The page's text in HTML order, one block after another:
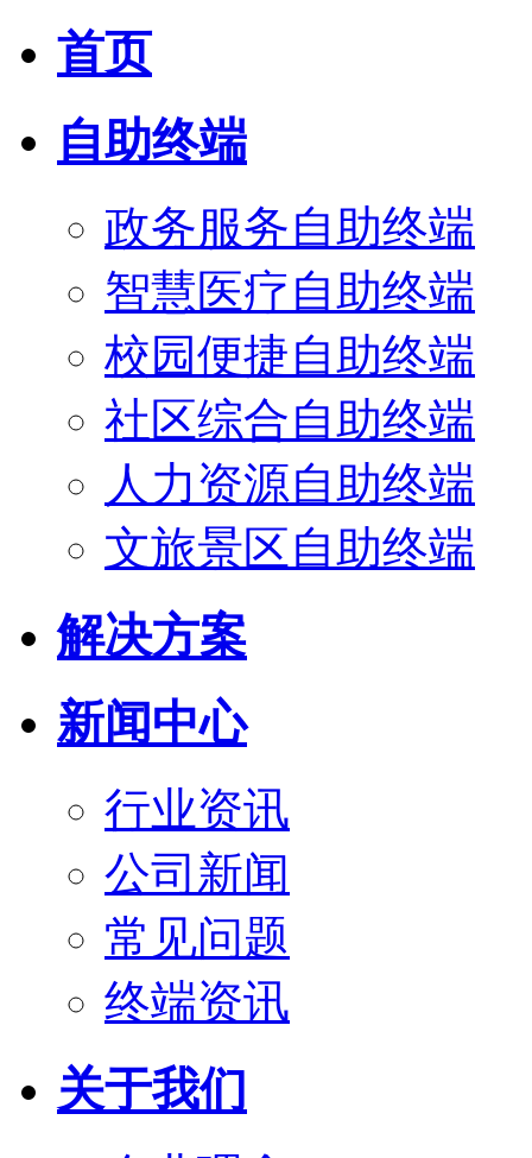
首页
自助终端
政务服务自助终端
智慧医疗自助终端
校园便捷自助终端
社区综合自助终端
人力资源自助终端
文旅景区自助终端
解决方案
新闻中心
行业资讯
公司新闻
常见问题
终端资讯
关于我们